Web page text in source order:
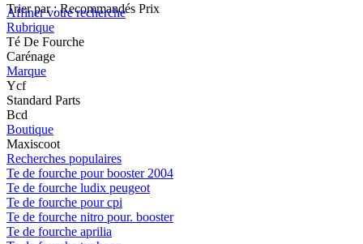
Trier par : Recommandés Prix
Affiner votre recherche
Rubrique
Té De Fourche
Carénage
Marque
Ycf
Standard Parts
Bcd
Boutique
Maxiscoot
Recherches populaires
Te de fourche pour booster 2004
Te de fourche ludix peugeot
Te de fourche pour cpi
Te de fourche nitro pour. booster
Te de fourche aprilia